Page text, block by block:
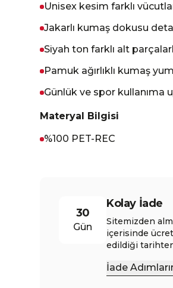
Unisex kesim farklı
Jakarlı kumaş dokusu
Siyah ton farklı alt
Pamuk ağırlıklı kumaş
Günlük ve spor kullanıma
Materyal Bilgisi
%100 PET-REC
30
Gün
Kolay İade
Sitemizden
içerisinde
edildiği
İade